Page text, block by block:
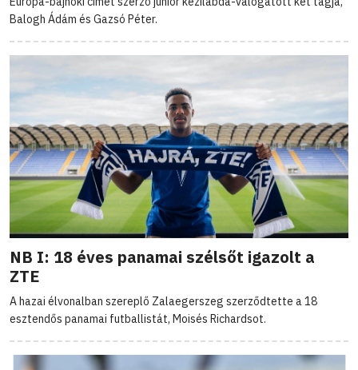
Balogh Ádám és Gazsó Péter.
NB I: 18 éves panamai szélsőt igazolt a
ZTE
A hazai élvonalban szereplő Zalaegerszeg szerződtette a 18
esztendős panamai futballistát, Moisés Richardsot.